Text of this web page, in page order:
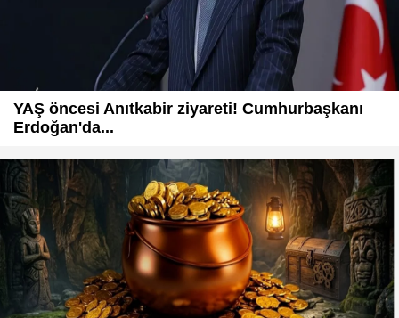
YAŞ öncesi Anıtkabir ziyareti! Cumhurbaşkanı
Erdoğan'da...